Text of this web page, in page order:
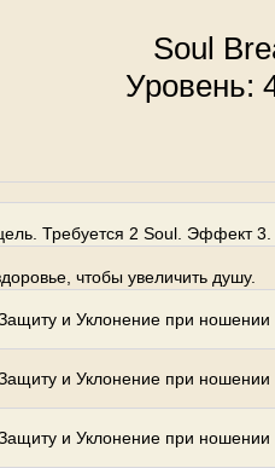
Soul
Уровень:
Требуется 2 Soul. Эффект 3.
чтобы увеличить душу.
и Уклонение при ношении
и Уклонение при ношении
и Уклонение при ношении